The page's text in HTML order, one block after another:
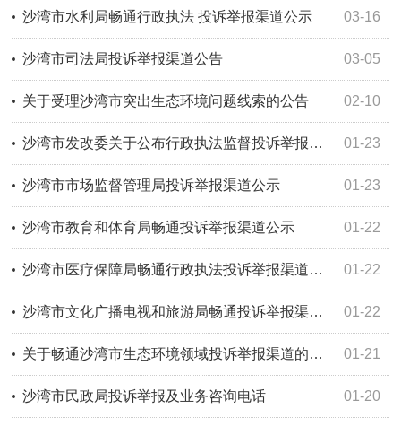
03-16
沙湾市水利局畅通行政执法 投诉举报渠道公示
03-05
沙湾市司法局投诉举报渠道公告
02-10
关于受理沙湾市突出生态环境问题线索的公告
01-23
沙湾市发改委关于公布行政执法监督投诉举报渠道的公告
01-23
沙湾市市场监督管理局投诉举报渠道公示
01-22
沙湾市教育和体育局畅通投诉举报渠道公示
01-22
沙湾市医疗保障局畅通行政执法投诉举报渠道公告
01-22
沙湾市文化广播电视和旅游局畅通投诉举报渠道公示
01-21
关于畅通沙湾市生态环境领域投诉举报渠道的公示
01-20
沙湾市民政局投诉举报及业务咨询电话